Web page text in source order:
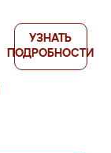
УЗНАТЬ
ПОДРОБНОСТИ